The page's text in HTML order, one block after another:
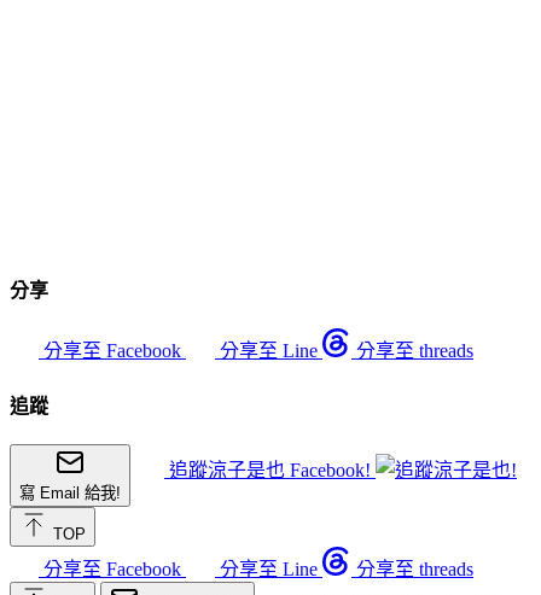
分享
分享至 Facebook 分享至 Line 分享至 threads
追蹤
寫 Email 給我!
追蹤涼子是也 Facebook!
TOP
分享至 Facebook 分享至 Line 分享至 threads